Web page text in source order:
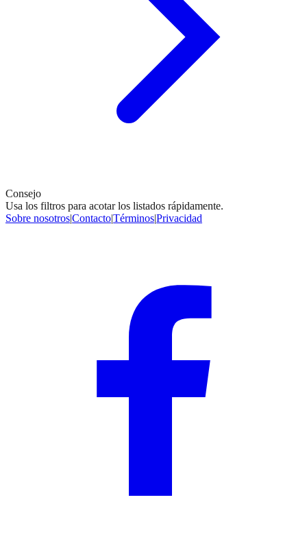
Consejo
Usa los filtros para acotar los listados rápidamente.
Sobre nosotros|Contacto|Términos|Privacidad